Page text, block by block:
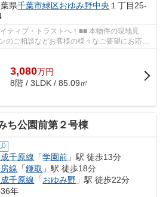
県千葉市緑区おゆみ野中央 １丁目25-
ティブ・トラストへ！■■ 本物件の現地見
のご相談などお客様の様々なご要望にお応え
0082からネ...
3,080万円
8階 / 3LDK / 85.09㎡
ち公園前第２号棟
0
千原線 「学園前 」駅 徒歩13分
線 「鎌取 」駅 徒歩18分
千原線 「おゆみ野 」駅 徒歩22分
年